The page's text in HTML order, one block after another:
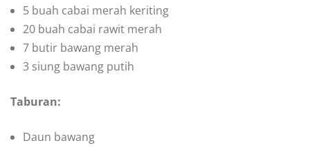
5 buah cabai merah keriting
20 buah cabai rawit merah
7 butir bawang merah
3 siung bawang putih
Taburan:
Daun bawang